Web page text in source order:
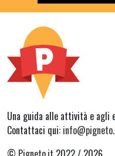
Una guida alle attività e agli
Contattaci qui: